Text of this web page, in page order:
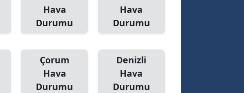
Hava
Durumu
Hava
Durumu
Çorum
Hava
Durumu
Denizli
Hava
Durumu